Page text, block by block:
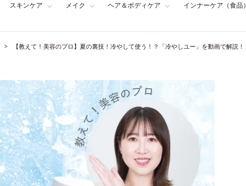
スキンケア メイク ヘア＆ボディケア インナーケア（食品）
【教えて！美容のプロ】夏の裏技！冷やして使う！？「冷やしユー」を動画で解説！